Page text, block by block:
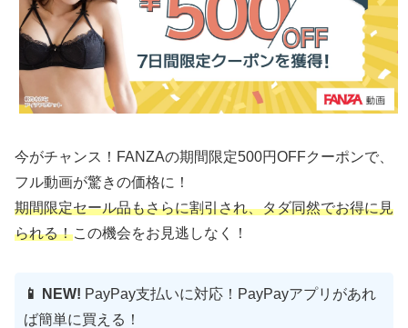
今がチャンス！FANZAの期間限定500円OFFクーポンで、
フル動画が驚きの価格に！
期間限定セール品もさらに割引され、タダ同然でお得に見
られる！この機会をお見逃しなく！
📱 NEW! PayPay支払いに対応！PayPayアプリがあれ
ば簡単に買える！